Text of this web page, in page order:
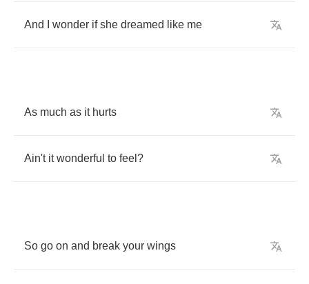
And wonder if she dreamed like me
As much as it hurts
Ain't it wonderful to feel ?
So go on and break your wings